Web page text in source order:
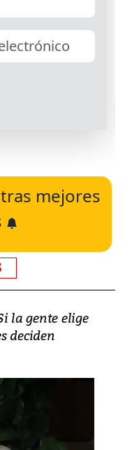
mejores
la gente elige
deciden